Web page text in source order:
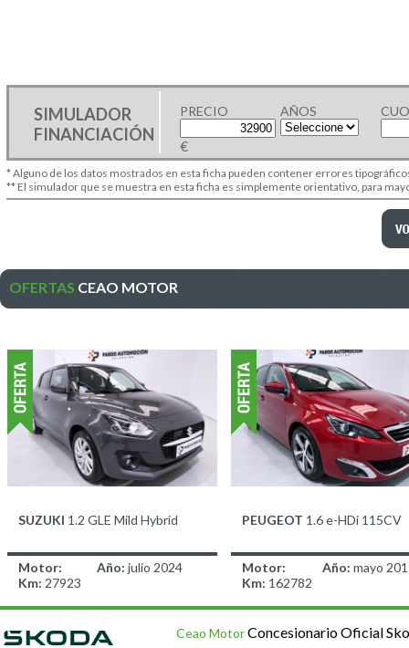
SIMULADOR
FINANCIACIÓN
PRECIO AÑOS
€
* Alguno de los datos mostrados en esta ficha pueden contener errores
** El simulador que se muestra en esta ficha es simplemente orientativo, para
OFERTAS CEAO MOTOR
SUZUKI 1.2 GLE Mild Hybrid
Motor: Año: julio 2024
Km: 27923
14.900,00 €
€
PEUGEOT 1.6 e-HDi 115CV
Motor: Año: mayo
Km: 162782
7.900,00 €
Ceao MotorConcesionario Oficial